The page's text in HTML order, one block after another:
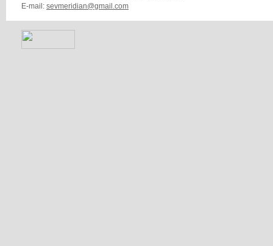
E-mail: sevmeridian@gmail.com